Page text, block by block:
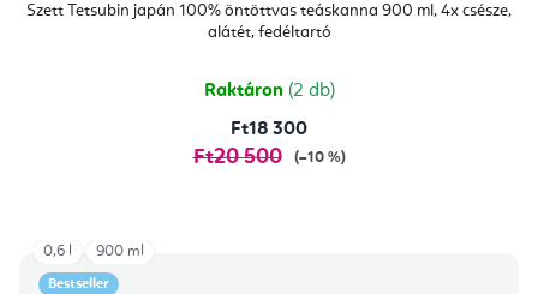
Szett Tetsubin japán 100% öntöttvas teáskanna 900 ml, 4x csésze,
alátét, fedéltartó
átlagos
értékelése
5-
csillag.
Raktáron (2 db)
Ft18 300
Ft20 500 (–10 %)
Bestseller
0,6 l 900 ml